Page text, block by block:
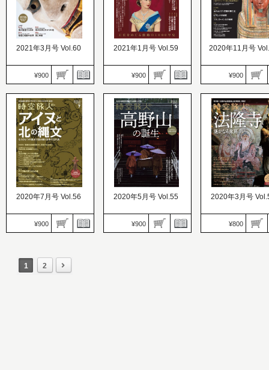
時空旅人
価格：900円
発売日：2021.01.26
鬼と怨霊 悲哀と情念の物
2021年3月号 Vol.60
¥900
時空旅人
価格：900円
発売日：2020.11.26
英国王と騎士の物語
2021年1月号 Vol.59
¥900
時空旅人
価格：900円
発売日：2020.09.26
古代エジプトの謎を
2020年11月号
¥900
価格：900円
発売日：2020.05.26
2020年7月号 Vol.56
¥900
2020年5月号 Vol.55
¥900
2020年3月号
¥800
1 2